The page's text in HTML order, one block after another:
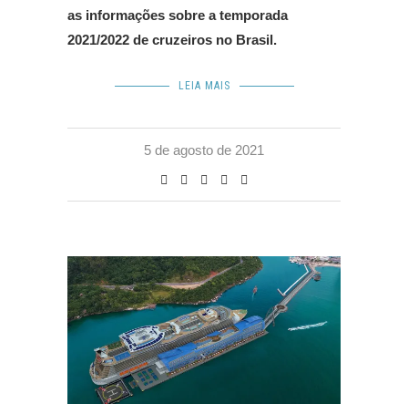
as informações sobre a temporada
2021/2022 de cruzeiros no Brasil.
LEIA MAIS
5 de agosto de 2021